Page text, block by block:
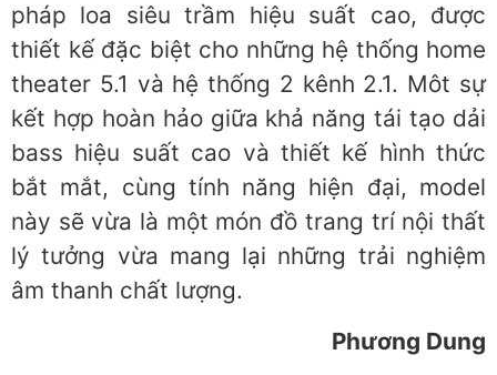
pháp loa siêu trầm hiệu suất cao, được
thiết kế đặc biệt cho những hệ thống home
theater 5.1 và hệ thống 2 kênh 2.1. Môt sự
kết hợp hoàn hảo giữa khả năng tái tạo dải
bass hiệu suất cao và thiết kế hình thức
bắt mắt, cùng tính năng hiện đại, model
này sẽ vừa là một món đồ trang trí nội thất
lý tưởng vừa mang lại những trải nghiệm
âm thanh chất lượng.
Phương Dung